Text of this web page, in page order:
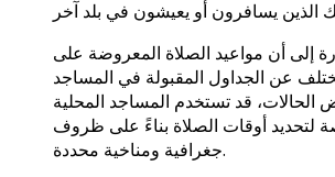
إلى أن مواعيد الصلاة المعروضة على
عن الجداول المقبولة في المساجد
الحالات، قد تستخدم المساجد المحلية
لتحديد أوقات الصلاة بناءً على ظروف
جغرافية ومناخية محددة.